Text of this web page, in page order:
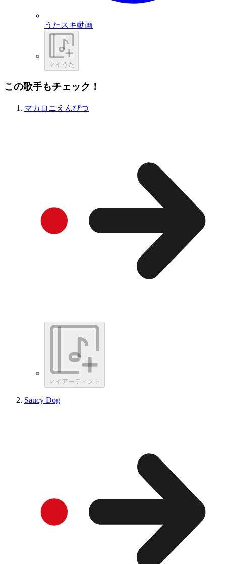
うたスキ動画
マイうた
この歌手もチェック！
マカロニえんぴつ
マイアーティスト
Saucy Dog